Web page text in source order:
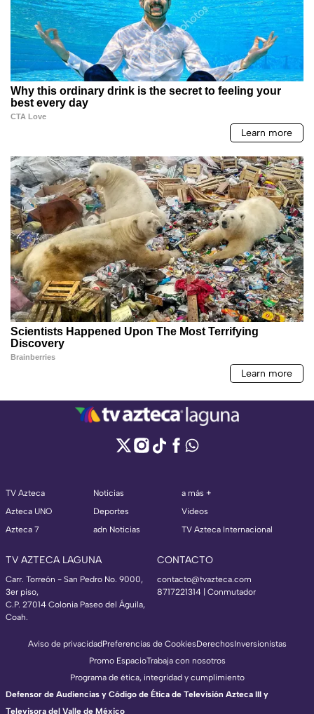
TV Azteca
Azteca UNO
Azteca 7
Noticias
Deportes
adn Noticias
a más +
Videos
TV Azteca Internacional
TV AZTECA LAGUNA
Carr. Torreón - San Pedro No. 9000,
3er piso,
C.P. 27014 Colonia Paseo del Águila,
Coah.
CONTACTO
contacto@tvazteca.com
8717221314 | Conmutador
Aviso de privacidadPreferencias de CookiesDerechosInversionistas
Promo EspacioTrabaja con nosotros
Programa de ética, integridad y cumplimiento
Defensor de Audiencias y Código de Ética de Televisión Azteca III y
Televisora del Valle de México